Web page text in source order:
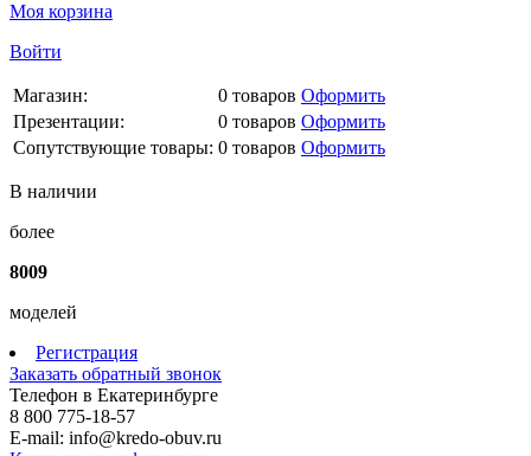
Моя корзина
Войти
Магазин: 0 товаров Оформить
Презентации:
0 товаров Оформить
Сопутствующие товары: 0 товаров Оформить
В наличии
более
8009
моделей
Регистрация
Заказать обратный звонок
Телефон в Екатеринбурге
8 800 775-18-57
E-mail: info@kredo-obuv.ru